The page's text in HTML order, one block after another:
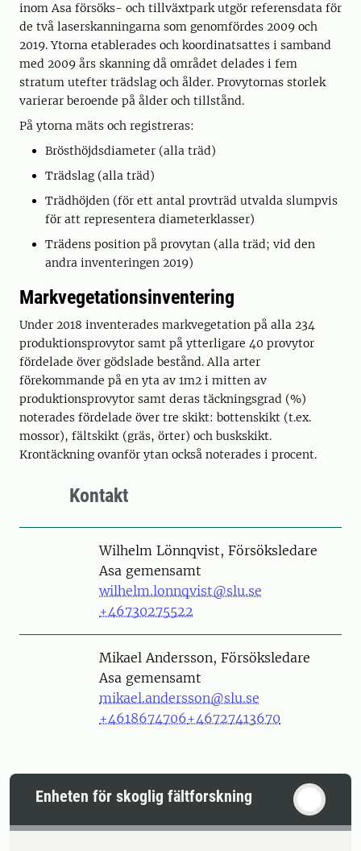
inom Asa försöks- och tillväxtpark utgör referensdata för
de två laserskanningarna som genomfördes 2009 och
2019. Ytorna etablerades och koordinatsattes i samband
med 2009 års skanning då området delades i fem
stratum utefter trädslag och ålder. Provytornas storlek
varierar beroende på ålder och tillstånd.
På ytorna mäts och registreras:
Brösthöjdsdiameter (alla träd)
Trädslag (alla träd)
Trädhöjden (för ett antal provträd utvalda slumpvis
för att representera diameterklasser)
Trädens position på provytan (alla träd; vid den
andra inventeringen 2019)
Markvegetationsinventering
Under 2018 inventerades markvegetation på alla 234
produktionsprovytor samt på ytterligare 40 provytor
fördelade över gödslade bestånd. Alla arter
förekommande på en yta av 1m2 i mitten av
produktionsprovytor samt deras täckningsgrad (%)
noterades fördelade över tre skikt: bottenskikt (t.ex.
mossor), fältskikt (gräs, örter) och buskskikt.
Krontäckning ovanför ytan också noterades i procent.
Kontakt
PersonWilhelm Lönnqvist, Försöksledare
Asa gemensamt
wilhelm.lonnqvist@slu.se
+46730275522
PersonMikael Andersson, Försöksledare
Asa gemensamt
mikael.andersson@slu.se
+4618674706+46727413670
Enheten för skoglig fältforskning